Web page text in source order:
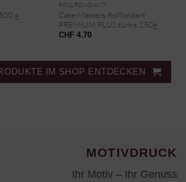
g
ROLLFONDANT
Cake-Masters Rollfondant
PREMIUM PLUS türkis 250g
CHF4.70
IM SHOP ENTDECKEN
MOTIVDRUCK
Ihr Motiv – Ihr Genuss